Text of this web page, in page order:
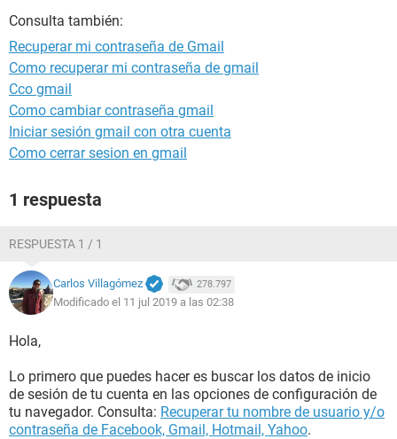
Consulta también:
Recuperar mi contraseña de Gmail
Como recuperar mi contraseña de gmail
Cco gmail
Como cambiar contraseña gmail
Iniciar sesión gmail con otra cuenta
Como cerrar sesion en gmail
1 respuesta
RESPUESTA 1 / 1
Carlos Villagómez 278.797
Modificado el 11 jul 2019 a las 02:38
Hola,
Lo primero que puedes hacer es buscar los datos de inicio
de sesión de tu cuenta en las opciones de configuración de
tu navegador. Consulta: Recuperar tu nombre de usuario y/o
contraseña de Facebook, Gmail, Hotmail, Yahoo.